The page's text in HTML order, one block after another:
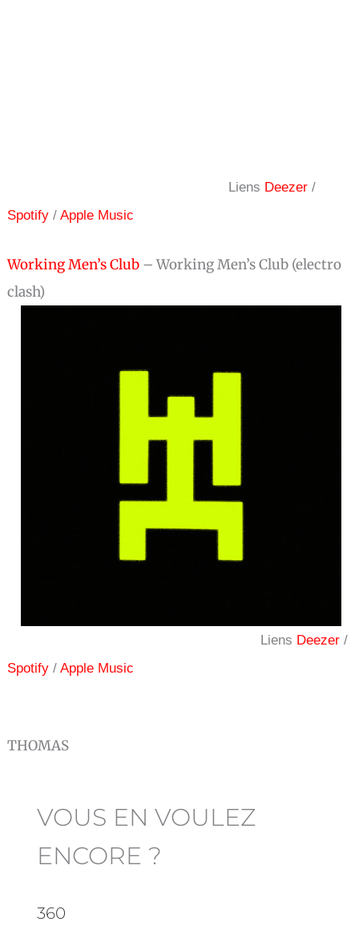
Liens Deezer /
Spotify /Apple Music
Working Men’s Club – Working Men’s Club (electro
clash)
Liens Deezer /
Spotify /Apple Music
THOMAS
VOUS EN VOULEZ
ENCORE ?
360